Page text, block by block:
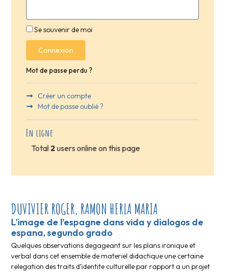
Se souvenir de moi
Connexion
Mot de passe perdu ?
Créer un compte
Mot de passe oublié ?
En ligne
Total 2 users online on this page
DUVIVIER ROGER, RAMON HERLA MARIA
L’image de l’espagne dans vida y dialogos de
espana, segundo grado
Quelques observations degageant sur les plans ironique et
verbal dans cet ensemble de materiel didactique une certaine
relegation des traits d’identite culturelle par rapport a un projet